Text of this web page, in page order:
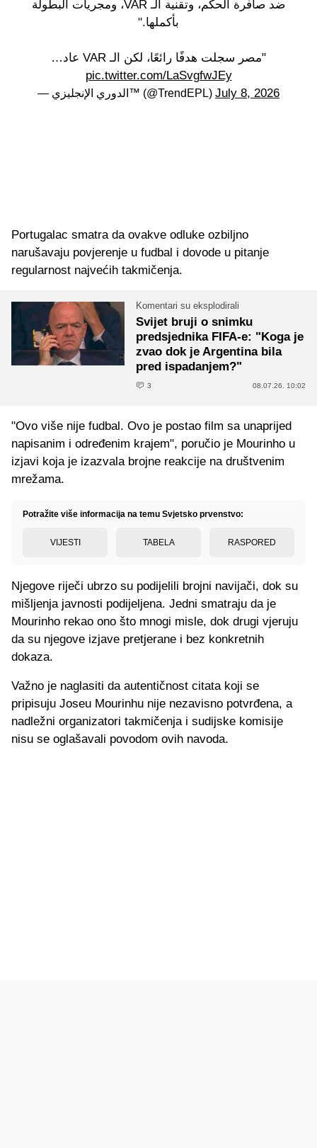
ضد صافرة الحكم، وتقنية الـ VAR، ومجريات البطولة
بأكملها."
"مصر سجلت هدفًا رائعًا، لكن الـ VAR عاد…
pic.twitter.com/LaSvgfwJEy
— الدوري الإنجليزي™ (@TrendEPL) July 8, 2026
Portugalac smatra da ovakve odluke ozbiljno
narušavaju povjerenje u fudbal i dovode u pitanje
regularnost najvećih takmičenja.
Komentari su eksplodirali
Svijet bruji o snimku
predsjednika FIFA-e: "Koga je
zvao dok je Argentina bila
pred ispadanjem?"
3 08.07.26. 10:02
"Ovo više nije fudbal. Ovo je postao film sa unaprijed
napisanim i određenim krajem", poručio je Mourinho u
izjavi koja je izazvala brojne reakcije na društvenim
mrežama.
Potražite više informacija na temu Svjetsko prvenstvo:
VIJESTI TABELA RASPORED
Njegove riječi ubrzo su podijelili brojni navijači, dok su
mišljenja javnosti podijeljena. Jedni smatraju da je
Mourinho rekao ono što mnogi misle, dok drugi vjeruju
da su njegove izjave pretjerane i bez konkretnih
dokaza.
Važno je naglasiti da autentičnost citata koji se
pripisuju Joseu Mourinhu nije nezavisno potvrđena, a
nadležni organizatori takmičenja i sudijske komisije
nisu se oglašavali povodom ovih navoda.